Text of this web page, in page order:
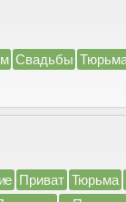
Свадьбы
Приват Тюрьма